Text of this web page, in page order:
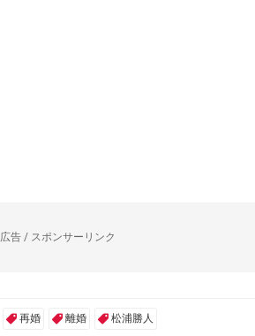
広告 / スポンサーリンク
再婚 離婚 松浦勝人